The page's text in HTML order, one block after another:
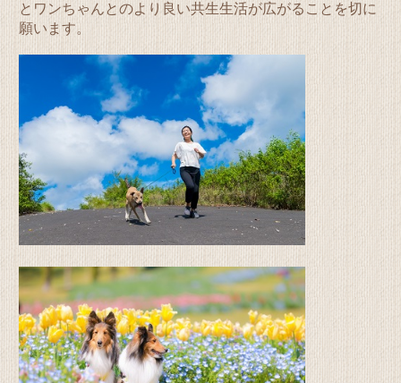
とワンちゃんとのより良い共生生活が広がることを切に
願います。